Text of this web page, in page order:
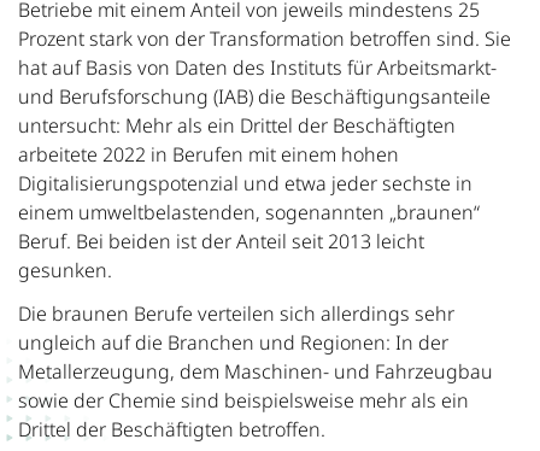
Betriebe mit einem Anteil von jeweils mindestens 25
Prozent stark von der Transformation betroffen sind. Sie
hat auf Basis von Daten des Instituts für Arbeitsmarkt-
und Berufsforschung (IAB) die Beschäftigungsanteile
untersucht: Mehr als ein Drittel der Beschäftigten
arbeitete 2022 in Berufen mit einem hohen
Digitalisierungspotenzial und etwa jeder sechste in
einem umweltbelastenden, sogenannten „braunen“
Beruf. Bei beiden ist der Anteil seit 2013 leicht
gesunken.
Die braunen Berufe verteilen sich allerdings sehr
ungleich auf die Branchen und Regionen: In der
Metallerzeugung, dem Maschinen- und Fahrzeugbau
sowie der Chemie sind beispielsweise mehr als ein
Drittel der Beschäftigten betroffen.